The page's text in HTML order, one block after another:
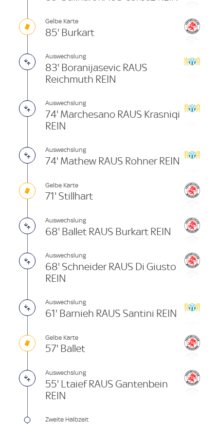
Gelbe Karte
85' Burkart
Auswechslung
83' Boranijasevic RAUS
Reichmuth REIN
Auswechslung
74' Marchesano RAUS Krasniqi
REIN
Auswechslung
74' Mathew RAUS Rohner REIN
Gelbe Karte
71' Stillhart
Auswechslung
68' Ballet RAUS Burkart REIN
Auswechslung
68' Schneider RAUS Di Giusto
REIN
Auswechslung
61' Barnieh RAUS Santini REIN
Gelbe Karte
57' Ballet
Auswechslung
55' Ltaief RAUS Gantenbein
REIN
Zweite Halbzeit